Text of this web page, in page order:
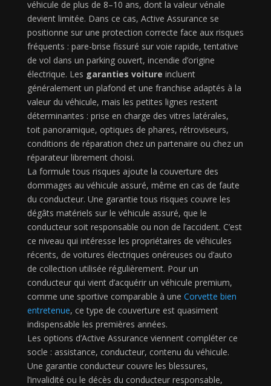
véhicule de plus de 8–10 ans, dont la valeur vénale
devient limitée. Dans ce cas, Active Assurance se
positionne sur une protection correcte face aux risques
fréquents : pare-brise fissuré sur voie rapide, tentative
de vol dans un parking ouvert, incendie d’origine
électrique. Les garanties voiture incluent
généralement un plafond et une franchise adaptés à la
valeur du véhicule, mais les petites lignes restent
déterminantes : prise en charge des vitres latérales,
toit panoramique, optiques de phares, rétroviseurs,
conditions de réparation chez un partenaire ou chez un
réparateur librement choisi.
La formule tous risques ajoute la couverture des
dommages au véhicule assuré, même en cas de faute
du conducteur. Une garantie tous risques couvre les
dégâts matériels sur le véhicule assuré, que le
conducteur soit responsable ou non de l’accident. C’est
ce niveau qui intéresse les propriétaires de véhicules
récents, de voitures électriques onéreuses ou d’auto
de collection utilisée régulièrement. Pour un
conducteur qui vient d’acquérir un véhicule premium,
comme une sportive comparable à une Corvette bien
entretenue, ce type de couverture est quasiment
indispensable les premières années.
Les options d’Active Assurance viennent compléter ce
socle : assistance, conducteur, contenu du véhicule.
Une garantie conducteur couvre les blessures,
l’invalidité ou le décès du conducteur responsable,